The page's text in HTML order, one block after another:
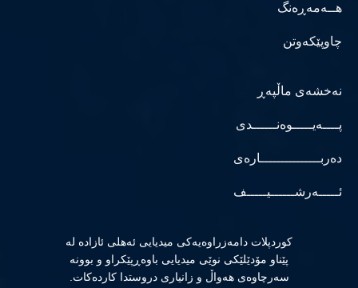
هــەمەڕەنگ
چاوپێکەوتن
نەخشەی ماڵپەڕ
پــــەیـــــوەنــــــدی
دەربـــــــــــــــارەی
ئـــــەرشــــــیـــــف
كوردپلات دامەزراوەیەكی میدیایی ئەهلی ئازادە لە
پێناو مۆدێلێكی نوێی میدیایی باوەڕپێكراو و بوونە
سەرچاوەی هەواڵ و زانیاری دروستدا كاردەكات.